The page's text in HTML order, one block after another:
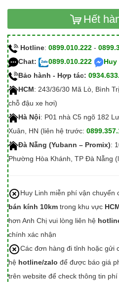
Hết
Hotline: 0899.010.222 -
Chat:
0899.010.222
Huy
Bảo hành - Hợp tác:
HCM: 243/36/30 Mã Lò, Bình
chỗ đậu xe hơi)
Hà Nội: P01 nhà C5 ngõ 182
Xuân, HN (liên hệ trước:
Đà Nẵng (Yubann – Promix):
Phường Hòa Khánh, TP Đà Nẵng
Huy Linh miễn phí vận chuyển
bán kính 10km trong khu vực
hơn Anh Chị vui lòng liên hệ
chính xác nhận
Các đơn hàng đi tỉnh hoặc gửi
hệ hotline/zalo để được báo giá
trên website để check thông tin